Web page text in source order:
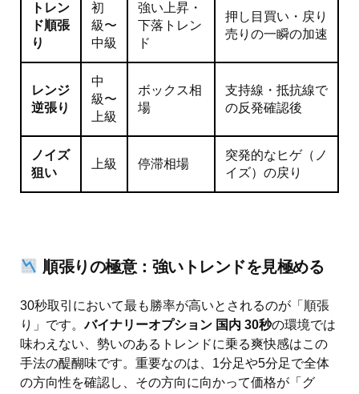
トレン
ド順張
り
初
級〜
中級
強い上昇・
下落トレン
ド
押し目買い・戻り
売りの一瞬の加速
レンジ
逆張り
中
級〜
上級
ボックス相
場
支持線・抵抗線で
の反発確認後
ノイズ
狙い
上級 停滞相場
突発的なヒゲ（ノ
イズ）の戻り
順張りの極意：強いトレンドを見極める
30秒取引において最も勝率が高いとされるのが「順張
り」です。バイナリーオプション 国内 30秒の環境では
味わえない、勢いのあるトレンドに乗る爽快感はこの
手法の醍醐味です。重要なのは、1分足や5分足で全体
の方向性を確認し、その方向に向かって価格が「グ